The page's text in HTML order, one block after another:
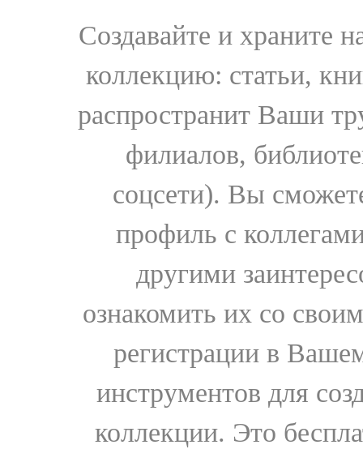
Создавайте и храните
коллекцию: статьи,
распространит Ваши
филиалов,
соцсети). Вы
профиль с
другими
ознакомить их со
регистрации в
инструментов для
коллекции. Это